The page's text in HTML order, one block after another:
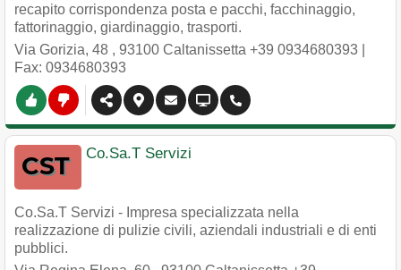
recapito corrispondenza posta e pacchi, facchinaggio,
fattorinaggio, giardinaggio, trasporti.
Via Gorizia, 48 , 93100 Caltanissetta +39 0934680393
Fax: 0934680393
Co.Sa.T Servizi
Co.Sa.T Servizi - Impresa specializzata nella
realizzazione di pulizie civili, aziendali industriali e di enti
pubblici.